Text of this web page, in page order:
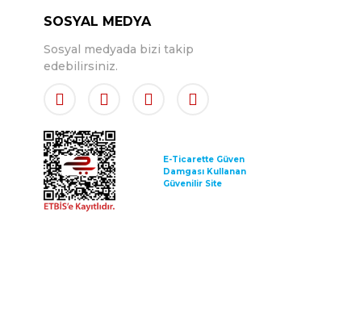
SOSYAL MEDYA
Sosyal medyada bizi takip
edebilirsiniz.
E-Ticarette Güven
Damgası Kullanan
Güvenilir Site